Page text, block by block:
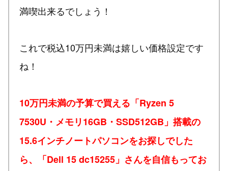
満喫出来るでしょう！
これで税込10万円未満は嬉しい価格設定です
ね！
10万円未満の予算で買える「Ryzen 5
7530U・メモリ16GB・SSD512GB」搭載の
15.6インチノートパソコンをお探しでした
ら、「Dell 15 dc15255」さんを自信もってお